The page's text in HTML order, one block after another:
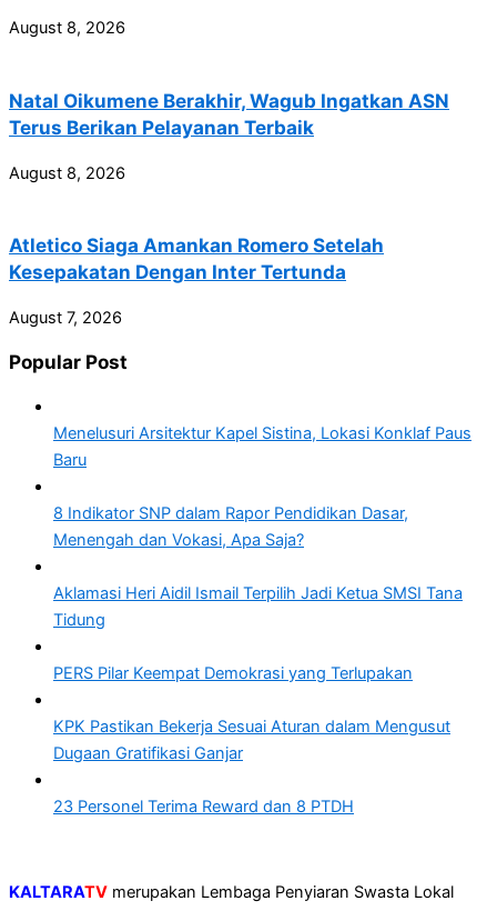
August 8, 2026
Natal Oikumene Berakhir, Wagub Ingatkan ASN
Terus Berikan Pelayanan Terbaik
August 8, 2026
Atletico Siaga Amankan Romero Setelah
Kesepakatan Dengan Inter Tertunda
August 7, 2026
Popular Post
Menelusuri Arsitektur Kapel Sistina, Lokasi Konklaf Paus
Baru
8 Indikator SNP dalam Rapor Pendidikan Dasar,
Menengah dan Vokasi, Apa Saja?
Aklamasi Heri Aidil Ismail Terpilih Jadi Ketua SMSI Tana
Tidung
PERS Pilar Keempat Demokrasi yang Terlupakan
KPK Pastikan Bekerja Sesuai Aturan dalam Mengusut
Dugaan Gratifikasi Ganjar
23 Personel Terima Reward dan 8 PTDH
KALTARATV merupakan Lembaga Penyiaran Swasta Lokal